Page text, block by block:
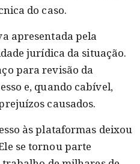
do caso.
apresentada pela
jurídica da situação.
para revisão da
e, quando cabível,
causados.
às plataformas deixou
se tornou parte